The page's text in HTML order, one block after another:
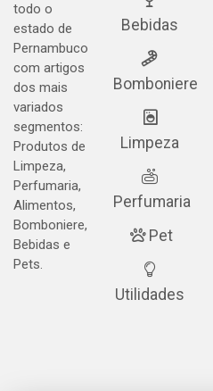
todo o
estado de
Pernambuco
com artigos
dos mais
variados
segmentos:
Produtos de
Limpeza,
Perfumaria,
Alimentos,
Bomboniere,
Bebidas e
Pets.
Bebidas
Bomboniere
Limpeza
Perfumaria
Pet
Utilidades